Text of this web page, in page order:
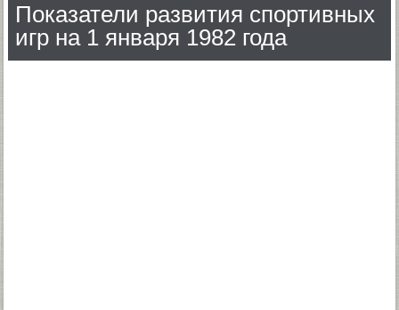
Показатели развития спортивных
игр на 1 января 1982 года